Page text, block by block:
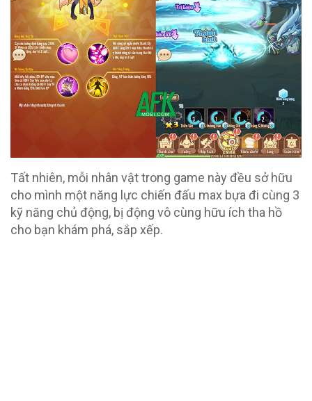
Tất nhiên, mỗi nhân vật trong game này đều sở hữu
cho mình một năng lực chiến đấu max bựa đi cùng 3
kỹ năng chủ động, bị động vô cùng hữu ích tha hồ
cho bạn khám phá, sắp xếp.